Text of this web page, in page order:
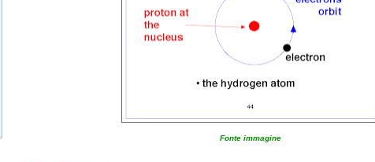
Fonte immagine